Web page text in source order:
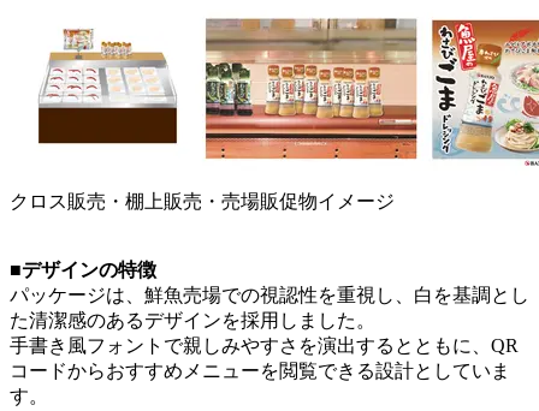
クロス販売・棚上販売・売場販促物イメージ
■デザインの特徴
パッケージは、鮮魚売場での視認性を重視し、白を基調とし
た清潔感のあるデザインを採用しました。
手書き風フォントで親しみやすさを演出するとともに、QR
コードからおすすめメニューを閲覧できる設計としていま
す。